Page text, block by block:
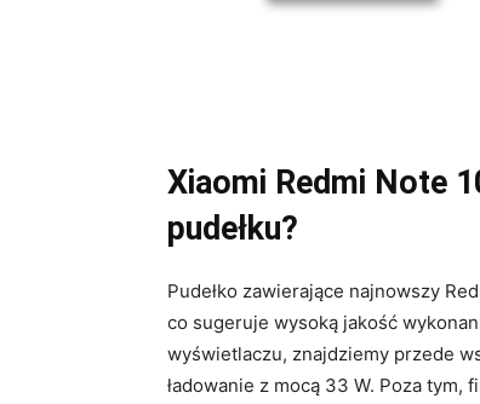
Xiaomi Redmi Note
pudełku?
Pudełko zawierające najnowszy
co sugeruje wysoką jakość
wyświetlaczu, znajdziemy przede
ładowanie z mocą 33 W. Poza